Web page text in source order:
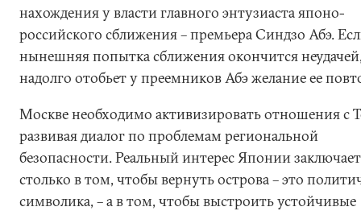
нахождения у власти главного энтузиаста японо-
российского сближения – премьера Синдзо Абэ.
нынешняя попытка сближения окончится
надолго отобьет у преемников Абэ желание ее
Москве необходимо активизировать отношения с
развивая диалог по проблемам региональной
безопасности. Реальный интерес Японии
столько в том, чтобы вернуть острова – это
символика, – а в том, чтобы выстроить устойчивые